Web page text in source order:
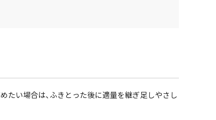
たい場合は、ふきとった後に適量を継ぎ足しやさし